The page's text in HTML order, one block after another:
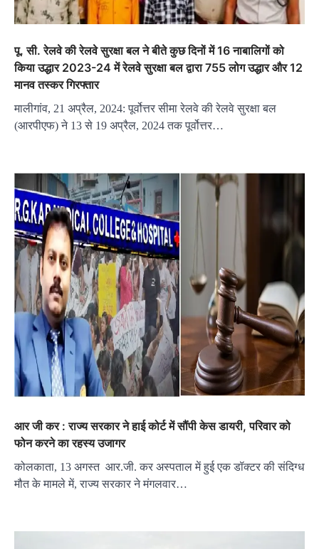
पू. सी. रेलवे की रेलवे सुरक्षा बल ने बीते कुछ दिनों में 16 नाबालिगों को
किया उद्धार 2023-24 में रेलवे सुरक्षा बल द्वारा 755 लोग उद्धार और 12
मानव तस्कर गिरफ्तार
मालीगांव, 21 अप्रैल, 2024: पूर्वोत्तर सीमा रेलवे की रेलवे सुरक्षा बल
(आरपीएफ) ने 13 से 19 अप्रैल, 2024 तक पूर्वोत्तर…
आर जी कर : राज्य सरकार ने हाई कोर्ट में सौंपी केस डायरी, परिवार को
फोन करने का रहस्य उजागर
कोलकाता, 13 अगस्त आर.जी. कर अस्पताल में हुई एक डॉक्टर की संदिग्ध
मौत के मामले में, राज्य सरकार ने मंगलवार…